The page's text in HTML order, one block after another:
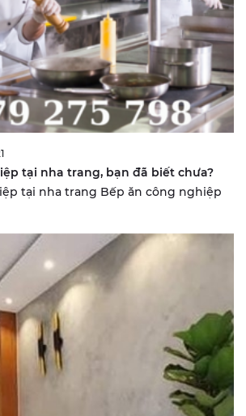
tại nha trang, bạn đã biết chưa?
tại nha trang Bếp ăn công nghiệp